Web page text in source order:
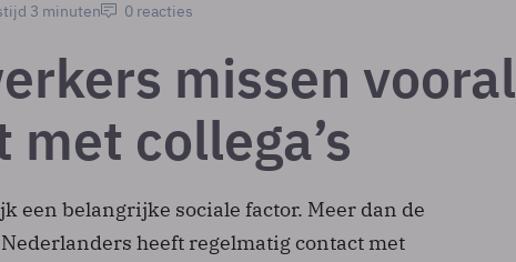
3 minuten 0 reacties
missen vooral
collega’s
een belangrijke sociale factor. Meer dan de
heeft regelmatig contact met